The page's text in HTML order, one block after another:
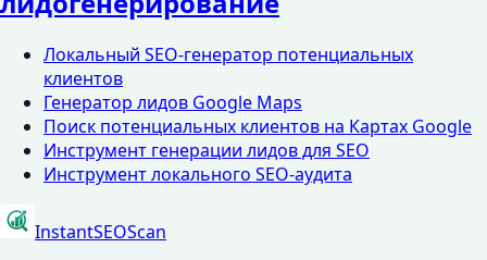
Локальный SEO-генератор потенциальных
клиентов
Генератор лидов Google Maps
Поиск потенциальных клиентов на Картах Google
Инструмент генерации лидов для SEO
Инструмент локального SEO-аудита
InstantSEOScan